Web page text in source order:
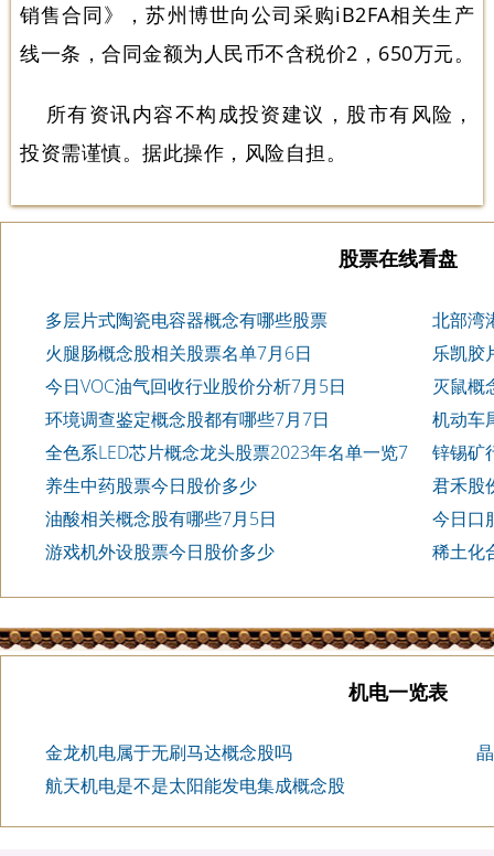
销售合同》，苏州博世向公司采购iB2FA相关生产
线一条，合同金额为人民币不含税价2，650万元。
所有资讯内容不构成投资建议，股市有风险，
投资需谨慎。据此操作，风险自担。
股票在线看盘
多层片式陶瓷电容器概念有哪些股票
北部湾
火腿肠概念股相关股票名单7月6日
乐凯胶
今日VOC油气回收行业股价分析7月5日
灭鼠概
环境调查鉴定概念股都有哪些7月7日
机动车
全色系LED芯片概念龙头股票2023年名单一览7
月7日
锌锡矿
养生中药股票今日股价多少
君禾股
油酸相关概念股有哪些7月5日
今日口
月6日
游戏机外设股票今日股价多少 稀土化
机电一览表
金龙机电属于无刷马达概念股吗
航天机电是不是太阳能发电集成概念股